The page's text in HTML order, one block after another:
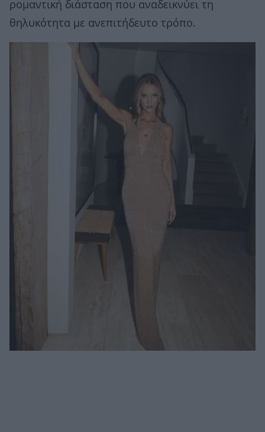
ρομαντική διάσταση που αναδεικνύει τη
θηλυκότητα με ανεπιτήδευτο τρόπο.